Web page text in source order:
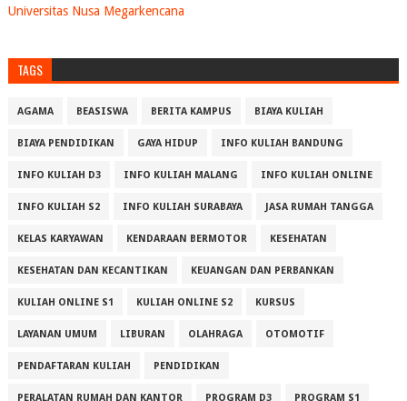
Universitas Nusa Megarkencana
TAGS
AGAMA BEASISWA BERITA KAMPUS BIAYA KULIAH
BIAYA PENDIDIKAN GAYA HIDUP INFO KULIAH BANDUNG
INFO KULIAH D3 INFO KULIAH MALANG INFO KULIAH ONLINE
INFO KULIAH S2 INFO KULIAH SURABAYA JASA RUMAH TANGGA
KELAS KARYAWAN KENDARAAN BERMOTOR KESEHATAN
KESEHATAN DAN KECANTIKAN KEUANGAN DAN PERBANKAN
KULIAH ONLINE S1 KULIAH ONLINE S2 KURSUS
LAYANAN UMUM LIBURAN OLAHRAGA OTOMOTIF
PENDAFTARAN KULIAH PENDIDIKAN
PERALATAN RUMAH DAN KANTOR PROGRAM D3 PROGRAM S1